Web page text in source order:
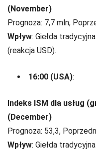
(November)
Prognoza: 7,7 mln,
Wpływ: Giełda
(reakcja USD).
16:00 (USA):
Indeks ISM dla usług
(December)
Prognoza: 53,3,
Wpływ: Giełda